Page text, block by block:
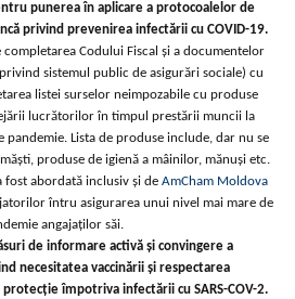
punerea în aplicare a protocoalelor de
privind prevenirea infectării cu COVID-19.
completarea Codului Fiscal și a documentelor
sistemul public de asigurări sociale) cu
listei surselor neimpozabile cu produse
lucrătorilor în timpul prestării muncii la
pandemie. Lista de produse include, dar nu se
produse de igienă a mâinilor, mănuși etc.
fost abordată inclusiv şi de AmCham Moldova
întru asigurarea unui nivel mai mare de
angajaţilor săi.
de informare activă și convingere a
necesitatea vaccinării și respectarea
împotriva infectării cu SARS-COV-2.